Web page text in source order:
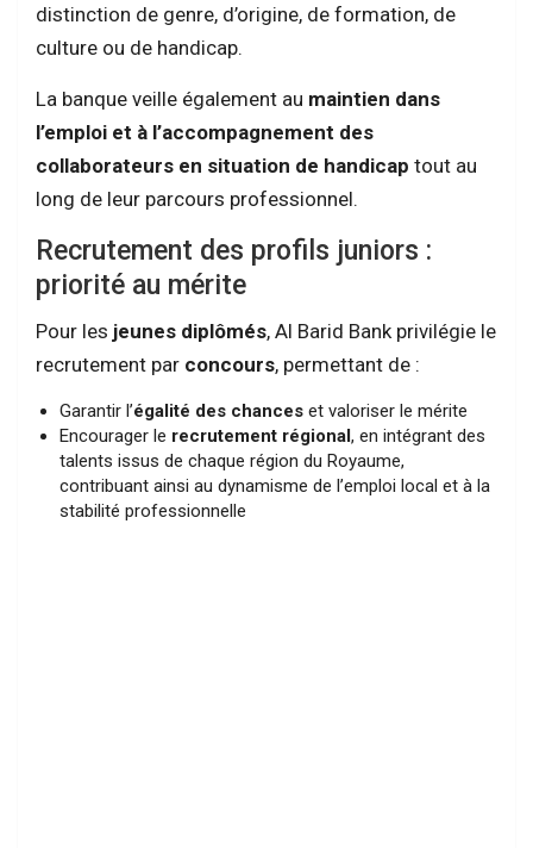
distinction de genre, d’origine, de formation, de
culture ou de handicap.
La banque veille également au maintien dans
l’emploi et à l’accompagnement des
collaborateurs en situation de handicap tout au
long de leur parcours professionnel.
Recrutement des profils juniors :
priorité au mérite
Pour les jeunes diplômés, Al Barid Bank privilégie le
recrutement par concours, permettant de :
Garantir l’égalité des chances et valoriser le mérite
Encourager le recrutement régional, en intégrant des
talents issus de chaque région du Royaume,
contribuant ainsi au dynamisme de l’emploi local et à la
stabilité professionnelle